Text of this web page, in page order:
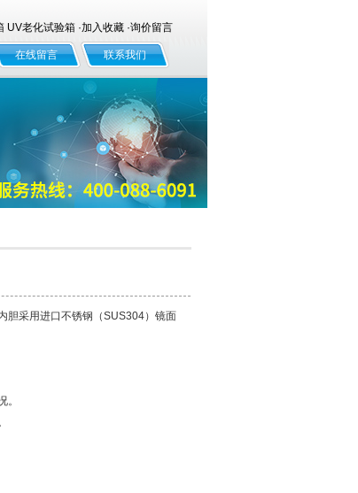
UV老化试验箱 ·加入收藏·询价留言
在线留言 联系我们
胆采用进口不锈钢（SUS304）镜面